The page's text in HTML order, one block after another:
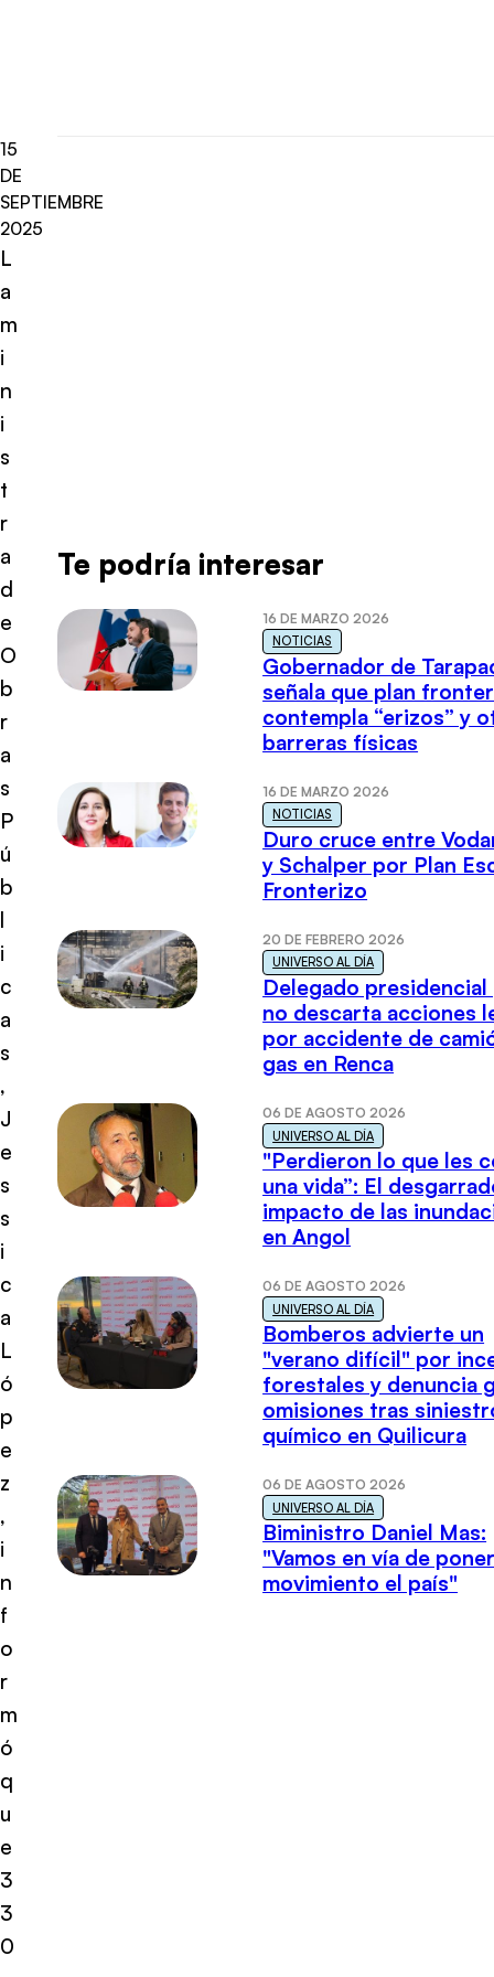
15
DE
SEPTIEMBRE
2025
L
a
m
i
n
i
s
t
r
a
d
e
O
b
r
a
s
P
ú
b
l
i
c
a
s
,
J
e
s
s
i
c
a
L
ó
p
e
z
,
i
n
f
o
r
m
ó
q
u
e
3
3
0
Te podría interesar
16 DE MARZO 2026
NOTICIAS
Gobernador de
señala que plan
contempla “erizos” y
barreras físicas
16 DE MARZO 2026
NOTICIAS
Duro cruce entre
y Schalper por Plan
Fronterizo
20 DE FEBRERO 2026
UNIVERSO AL DÍA
Delegado presidencial
no descarta acciones
por accidente de
gas en Renca
06 DE AGOSTO 2026
UNIVERSO AL DÍA
"Perdieron lo que les
una vida”: El
impacto de las
en Angol
06 DE AGOSTO 2026
UNIVERSO AL DÍA
Bomberos advierte un
"verano difícil" por
forestales y denuncia
omisiones tras
químico en Quilicura
06 DE AGOSTO 2026
UNIVERSO AL DÍA
Biministro Daniel Mas:
"Vamos en vía de
movimiento el país"